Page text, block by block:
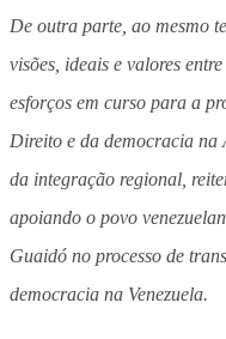
De outra parte, ao mesmo
visões, ideais e valores
esforços em curso para a
Direito e da democracia na
da integração regional,
apoiando o povo
Guaidó no processo de
democracia na Venezuela.